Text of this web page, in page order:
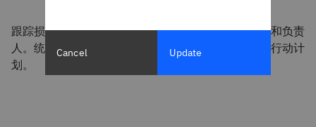
跟踪损失事件和未遂事件、记录金额并确定根本原因和负责
人。统计和趋势分析功能使用户能够跟踪补救措施和行动计
划。
Cancel Update